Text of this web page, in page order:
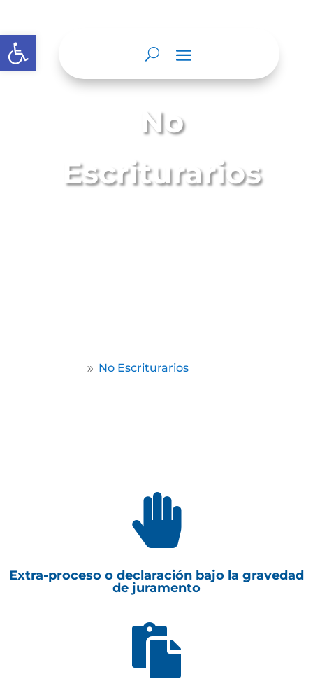
Abrir barra de herramientas
No
Escriturarios
9 No Escriturarios

Extra-proceso o declaración bajo la gravedad
de juramento
